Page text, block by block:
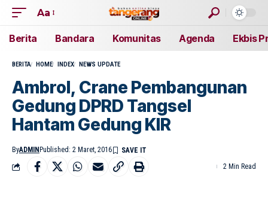
Aa
Berita Bandara Komunitas Agenda Ekbis
BERITA HOME INDEX NEWS UPDATE
Ambrol, Crane Pembangunan
Gedung DPRD Tangsel
Hantam Gedung KIR
ByADMIN Published: 2 Maret, 2016
2 Min Read